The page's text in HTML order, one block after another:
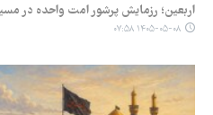
‏‏اربعین؛ رزمایش پرشور امت واحده در
۱۴۰۵-۰۵-۰۸ ۰۷:۵۸